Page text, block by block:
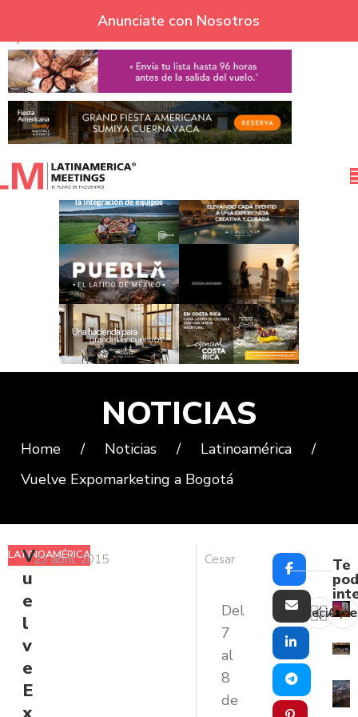
Skip to navigation
Skip to main content
Anunciate con Nosotros
NOTICIAS
Home / Noticias / Latinoamérica
/
Vuelve Expomarketing a Bogotá
LATINOAMÉRICA
V
u
e
l
v
e
E
23 abril, 2015 Cesar
Del
7
al
8
de
Reciente
Te